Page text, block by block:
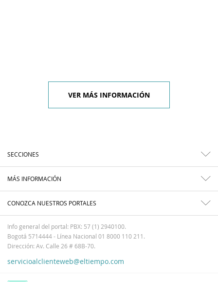
VER MÁS INFORMACIÓN
SECCIONES
MÁS INFORMACIÓN
CONOZCA NUESTROS PORTALES
Info general del portal: PBX: 57 (1) 2940100.
Bogotá 5714444 - Línea Nacional 01 8000 110 211.
Dirección: Av. Calle 26 # 68B-70.
servicioalclienteweb@eltiempo.com